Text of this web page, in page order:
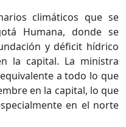
climáticos que se
Humana, donde se
y déficit hídrico
la capital. La ministra
a todo lo que
en la capital, lo que
en el norte